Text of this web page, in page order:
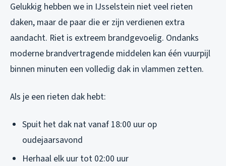
Gelukkig hebben we in IJsselstein niet veel rieten
daken, maar de paar die er zijn verdienen extra
aandacht. Riet is extreem brandgevoelig. Ondanks
moderne brandvertragende middelen kan één vuurpijl
binnen minuten een volledig dak in vlammen zetten.
Als je een rieten dak hebt:
Spuit het dak nat vanaf 18:00 uur op
oudejaarsavond
Herhaal elk uur tot 02:00 uur